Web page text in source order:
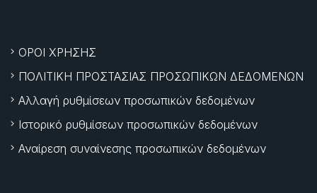
ΟΡΟΙ ΧΡΗΣΗΣ
ΠΟΛΙΤΙΚΗ ΠΡΟΣΤΑΣΙΑΣ ΠΡΟΣΩΠΙΚΩΝ ΔΕΔΟΜΕΝΩΝ
Αλλαγή ρυθμίσεων προσωπικών δεδομένων
Ιστορικό ρυθμίσεων προσωπικών δεδομένων
Αναίρεση συναίνεσης προσωπικών δεδομένων